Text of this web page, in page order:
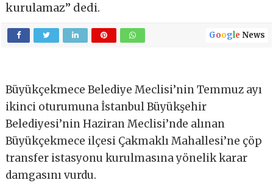
kurulamaz” dedi.
Google News
Büyükçekmece Belediye Meclisi’nin Temmuz ayı
ikinci oturumuna İstanbul Büyükşehir
Belediyesi’nin Haziran Meclisi’nde alınan
Büyükçekmece ilçesi Çakmaklı Mahallesi’ne çöp
transfer istasyonu kurulmasına yönelik karar
damgasını vurdu.